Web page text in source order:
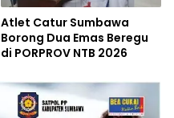
Atlet Catur Sumbawa
Borong Dua Emas Beregu
di PORPROV NTB 2026